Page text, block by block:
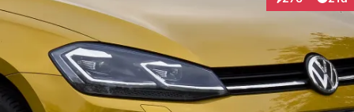
Interaktionen